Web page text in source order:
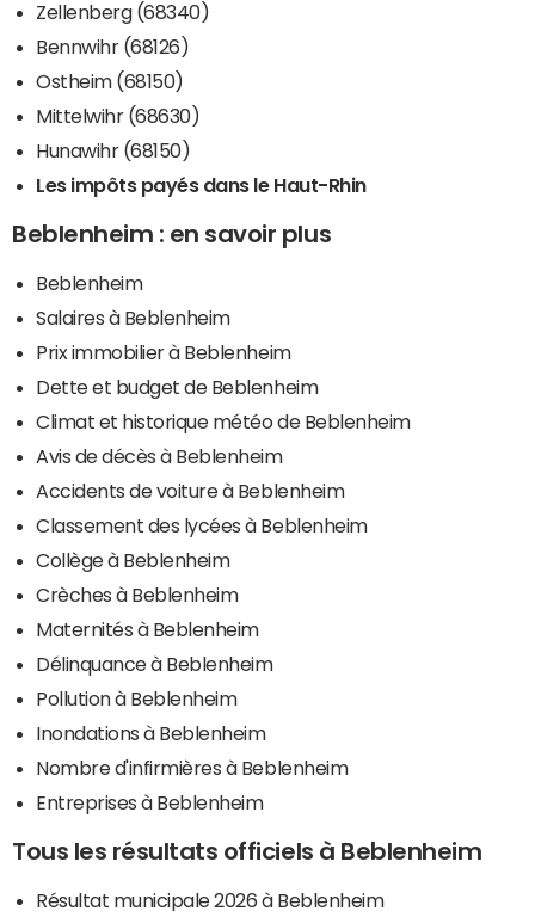
Zellenberg (68340)
Bennwihr (68126)
Ostheim (68150)
Mittelwihr (68630)
Hunawihr (68150)
Les impôts payés dans le Haut-Rhin
Beblenheim : en savoir plus
Beblenheim
Salaires à Beblenheim
Prix immobilier à Beblenheim
Dette et budget de Beblenheim
Climat et historique météo de Beblenheim
Avis de décès à Beblenheim
Accidents de voiture à Beblenheim
Classement des lycées à Beblenheim
Collège à Beblenheim
Crèches à Beblenheim
Maternités à Beblenheim
Délinquance à Beblenheim
Pollution à Beblenheim
Inondations à Beblenheim
Nombre d'infirmières à Beblenheim
Entreprises à Beblenheim
Tous les résultats officiels à Beblenheim
Résultat municipale 2026 à Beblenheim